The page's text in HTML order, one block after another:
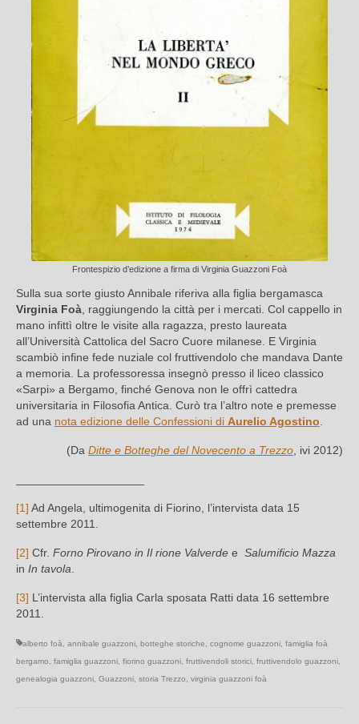
Frontespizio d’edizione a firma di Virginia Guazzoni Foà
Sulla sua sorte giusto Annibale riferiva alla figlia bergamasca
Virginia Foà , raggiungendo la città per i mercati. Col cappello in
mano infittì oltre le visite alla ragazza, presto laureata
all’Università Cattolica del Sacro Cuore milanese. E Virginia
scambiò infine fede nuziale col fruttivendolo che mandava Dante
a memoria. La professoressa insegnò presso il liceo classico
«Sarpi» a Bergamo, finché Genova non le offrì cattedra
universitaria in Filosofia Antica. Curò tra l’altro note e premesse
ad una nota edizione delle Confessioni di Aurelio Agostino
(Da Ditte e Botteghe del Novecento a Trezzo , ivi 2012)
[1] Ad Angela, ultimogenita di Fiorino, l’intervista data 15
settembre 2011.
[2] Cfr. Forno Pirovano in Il rione Valverde e Salumificio Mazza
in In tavola
[3] L’intervista alla figlia Carla sposata Ratti data 16 settembre
2011.
alberto foà annibale guazzoni botteghe storiche cognome guazzoni famiglia foà
bergamo
famiglia guazzoni fiorino guazzoni fruttivendoli storici fruttivendolo guazzoni
genealogia guazzoni Guazzoni storia Trezzo virginia guazzoni foà